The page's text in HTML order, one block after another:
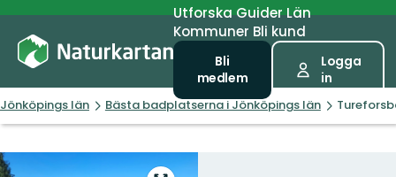
UtforskaGuiderLän
Kommuner Bli kund
Bli
medlem
Logga
in
Jönköpings län Bästa badplatserna i Jönköpings län